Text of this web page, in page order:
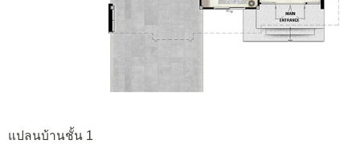
แปลนบ้านชั้น 1